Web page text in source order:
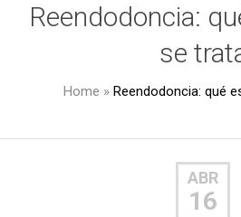
Reendodoncia:
se
Home » Reendodoncia: qué
ABR
16